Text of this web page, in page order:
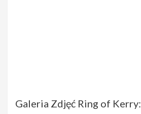
Galeria Zdjęć Ring of Kerry: